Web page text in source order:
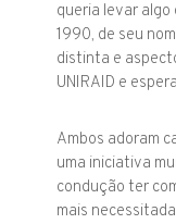
queria levar algo
1990, de seu
distinta e
UNIRAID e
Ambos adoram
uma iniciativa
condução ter
mais